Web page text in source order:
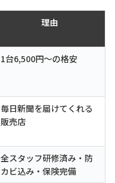
理由
1台6,500円〜の格安
毎日新聞を届けてくれる
販売店
全スタッフ研修済み・防
カビ込み・保険完備